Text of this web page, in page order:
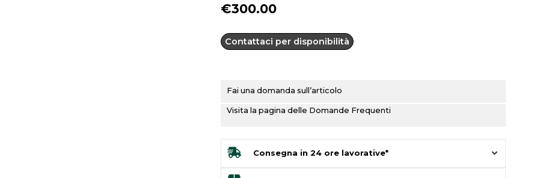
€300.00
Contattaci per disponibilità
Fai una domanda sull’articolo
Visita la pagina delle Domande Frequenti
Consegna in 24 ore lavorative*